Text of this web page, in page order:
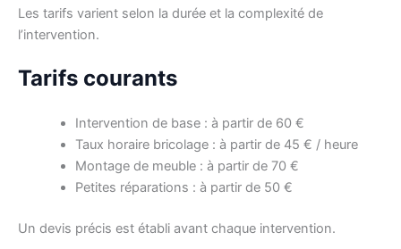
Les tarifs varient selon la durée et la complexité de
l’intervention.
Tarifs courants
Intervention de base : à partir de 60 €
Taux horaire bricolage : à partir de 45 € / heure
Montage de meuble : à partir de 70 €
Petites réparations : à partir de 50 €
Un devis précis est établi avant chaque intervention.